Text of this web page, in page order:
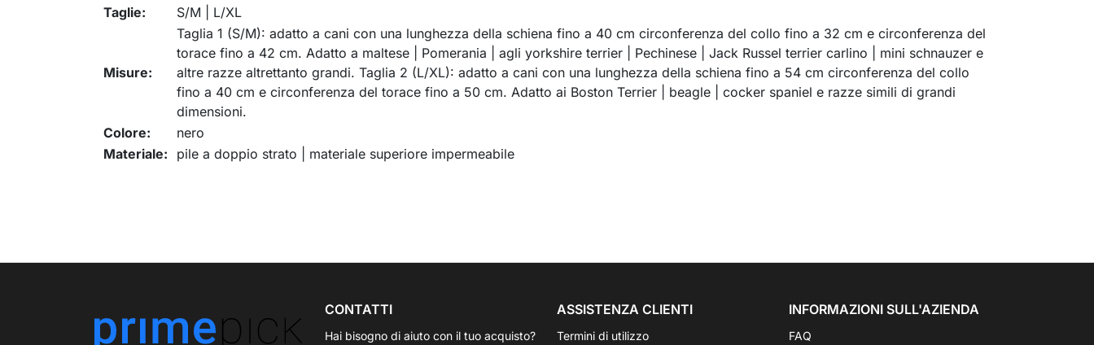
Taglie:
S/M | L/XL
Misure:
Taglia 1 (S/M): adatto a cani con una lunghezza della schiena fino a 40 cm circonferenza del collo fino a 32 cm e circonferenza del
torace fino a 42 cm. Adatto a maltese | Pomerania | agli yorkshire terrier | Pechinese | Jack Russel terrier carlino | mini schnauzer e
altre razze altrettanto grandi. Taglia 2 (L/XL): adatto a cani con una lunghezza della schiena fino a 54 cm circonferenza del collo
fino a 40 cm e circonferenza del torace fino a 50 cm. Adatto ai Boston Terrier | beagle | cocker spaniel e razze simili di grandi
dimensioni.
Colore:
nero
Materiale:
pile a doppio strato | materiale superiore impermeabile
CONTATTI
Hai bisogno di aiuto con il tuo acquisto?
ASSISTENZA CLIENTI
Termini di utilizzo
INFORMAZIONI SULL'AZIENDA
FAQ